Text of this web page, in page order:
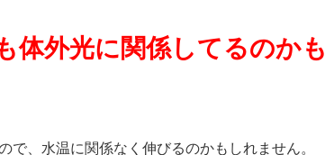
体外光に関係してるのかも
、水温に関係なく伸びるのかもしれません。